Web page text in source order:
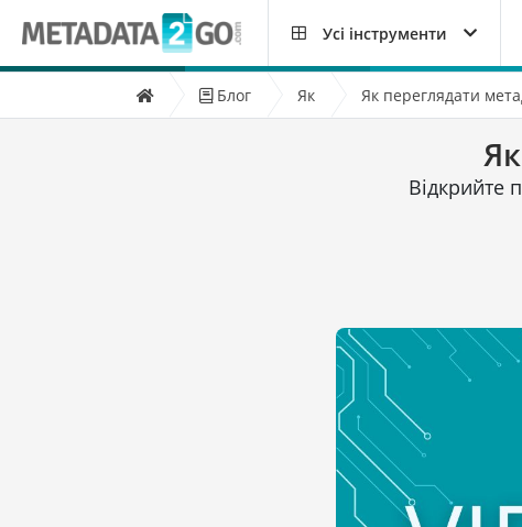
Усі інструменти
Блог Як Як переглядати
Відкрийте